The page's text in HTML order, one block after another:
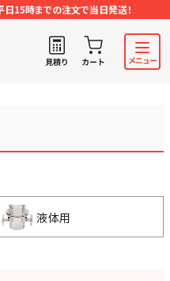
15時までの注文で当日発送！
液体用